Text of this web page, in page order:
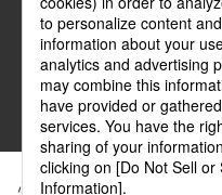
ぶんか社が運営するサイトでは